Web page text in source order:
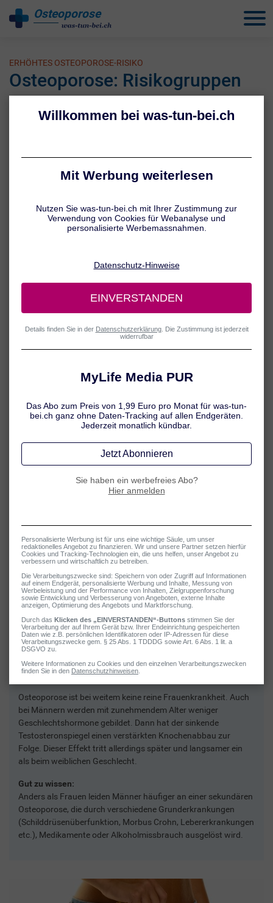
Osteoporosebehandeln
ERHÖHTES OSTEOPOROSE-RISIKO
Osteoporose: Risikogruppen
Stand: 02.08.26
1 / 7
Frauen in bzw. nach den
Wechseljahren
Bereits ab etwa 40 Jahren sinkt die Produktion des
nach der Menopause, wenn die Östrogenproduktion weiter
abfällt bzw. ganz heruntergefahren wird, ist daher das
Osteoporose-Risiko erhöht. Dabei gilt: Je früher eine Frau in die
Wechseljahre kommt, desto höher das Risiko.
Gut zu wissen:Nach den Wechseljahren ist mehr als ein Drittel
der Frauen von Osteoporose betroffen.
Männer ab 50 Jahren
Osteoporose ist bei weitem keine reine Frauenkrankheit. Auch
bei Männern werden mit zunehmendem Alter weniger
Geschlechtshormone gebildet. Dann hat der sinkende
Testosteronspiegel einen verstärkten Knochenabbau zur
Folge. Dieser Effekt tritt allerdings später und langsamer ein
als beim weiblichen Geschlecht.
Gut zu wissen:
Anders als Frauen leiden Männer häufiger an einer sekundären
Osteoporose, die durch verschiedene Grunderkrankungen
(Schilddrüsenüberfunktion, Morbus Crohn, Lebererkrankungen
etc.), Medikamente oder Alkoholmissbrauch ausgelöst wird.